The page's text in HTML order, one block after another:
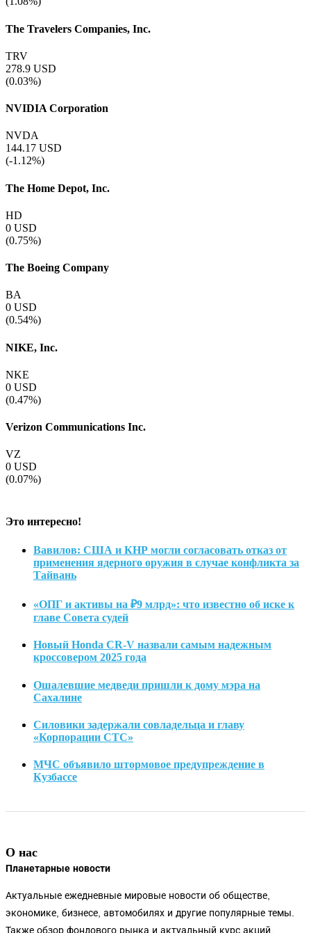
The Travelers Companies, Inc.
TRV
278.9 USD
(0.03%)
NVIDIA Corporation
NVDA
144.17 USD
(-1.12%)
The Home Depot, Inc.
HD
0 USD
(0.75%)
The Boeing Company
BA
0 USD
(0.54%)
NIKE, Inc.
NKE
0 USD
(0.47%)
Verizon Communications Inc.
VZ
0 USD
(0.07%)
Это интересно!
Вавилов: США и КНР могли согласовать отказ от
применения ядерного оружия в случае конфликта за
Тайвань
«ОПГ и активы на ₽9 млрд»: что известно об иске к
главе Совета судей
Новый Honda CR-V назвали самым надежным
кроссовером 2025 года
Ошалевшие медведи пришли к дому мэра на
Сахалине
Силовики задержали совладельца и главу
«Корпорации СТС»
МЧС объявило штормовое предупреждение в
Кузбассе
О нас
Планетарные новости
Актуальные ежедневные мировые новости об обществе,
экономике, бизнесе, автомобилях и другие популярные темы.
Также обзор фондового рынка и актуальный курс акций.